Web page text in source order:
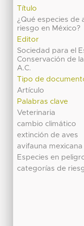
Título
¿Qué especies de
riesgo en México?
Editor
Sociedad para el
Conservación de
A.C.
Tipo de
Artículo
Palabras clave
Veterinaria
cambio climático
extinción de aves
avifauna mexicana
Especies en
categorías de